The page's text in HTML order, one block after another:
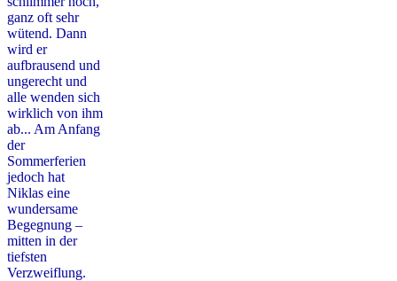
ganz oft sehr
wütend. Dann
wird er
aufbrausend und
ungerecht und
alle wenden sich
wirklich von ihm
ab... Am Anfang
der
Sommerferien
jedoch hat
Niklas eine
wundersame
Begegnung –
mitten in der
tiefsten
Verzweiflung.